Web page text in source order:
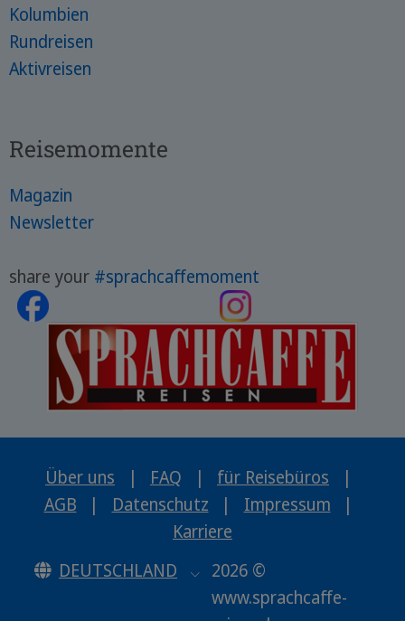
Kolumbien
Rundreisen
Aktivreisen
Reisemomente
Magazin
Newsletter
share your #sprachcaffemoment
Über uns | FAQ | für Reisebüros
|
AGB
| Datenschutz | Impressum
|
Karriere
DEUTSCHLAND
2026 ©
www.sprachcaffe-